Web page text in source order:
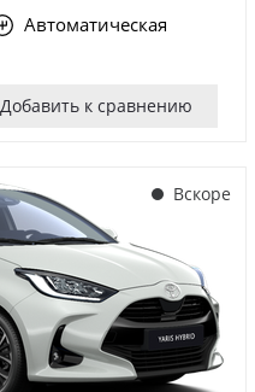
Автоматическая
Добавить к сравнению
Вскоре